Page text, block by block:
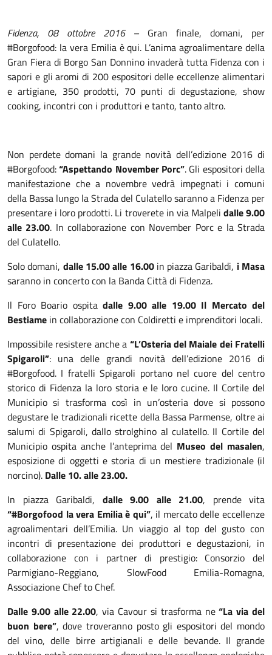
Fidenza, 08 ottobre 2016– Gran finale, domani, per
#Borgofood: la vera Emilia è qui. L’anima agroalimentare della
Gran Fiera di Borgo San Donnino invaderà tutta Fidenza con i
sapori e gli aromi di 200 espositori delle eccellenze alimentari
e artigiane, 350 prodotti, 70 punti di degustazione, show
cooking, incontri con i produttori e tanto, tanto altro.
Non perdete domani la grande novità dell’edizione 2016 di
#Borgofood:“Aspettando November Porc”. Gli espositori della
manifestazione che a novembre vedrà impegnati i comuni
della Bassa lungo la Strada del Culatello saranno a Fidenza per
presentare i loro prodotti. Li troverete in via Malpeli dalle 9.00
alle 23.00. In collaborazione con November Porc e la Strada
del Culatello.
Solo domani, dalle 15.00 alle 16.00 in piazza Garibaldi, i Masa
saranno in concerto con la Banda Città di Fidenza.
Il Foro Boario ospita dalle 9.00 alle 19.00 Il Mercato del
Bestiame in collaborazione con Coldiretti e imprenditori locali.
Impossibile resistere anche a “L’Osteria del Maiale dei Fratelli
Spigaroli”: una delle grandi novità dell’edizione 2016 di
#Borgofood. I fratelli Spigaroli portano nel cuore del centro
storico di Fidenza la loro storia e le loro cucine. Il Cortile del
Municipio si trasforma così in un’osteria dove si possono
degustare le tradizionali ricette della Bassa Parmense, oltre ai
salumi di Spigaroli, dallo strolghino al culatello. Il Cortile del
Municipio ospita anche l’anteprima del Museo del masalen,
esposizione di oggetti e storia di un mestiere tradizionale (il
norcino). Dalle 10. alle 23.00.
In piazza Garibaldi, dalle 9.00 alle 21.00, prende vita
“#Borgofood la vera Emilia è qui”, il mercato delle eccellenze
agroalimentari dell’Emilia. Un viaggio al top del gusto con
incontri di presentazione dei produttori e degustazioni, in
collaborazione con i partner di prestigio: Consorzio del
Parmigiano-Reggiano, SlowFood Emilia-Romagna,
Associazione Chef to Chef.
Dalle 9.00 alle 22.00, via Cavour si trasforma ne“La via del
buon bere”, dove troveranno posto gli espositori del mondo
del vino, delle birre artigianali e delle bevande. Il grande